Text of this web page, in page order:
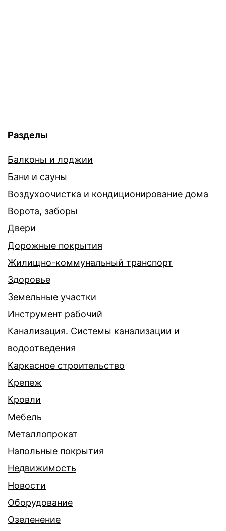
Разделы
Балконы и лоджии
Бани и сауны
Воздухоочистка и кондиционирование дома
Ворота, заборы
Двери
Дорожные покрытия
Жилищно-коммунальный транспорт
Здоровье
Земельные участки
Инструмент рабочий
Канализация. Системы канализации и
водоотведения
Каркасное строительство
Крепеж
Кровли
Мебель
Металлопрокат
Напольные покрытия
Недвижимость
Новости
Оборудование
Озеленение